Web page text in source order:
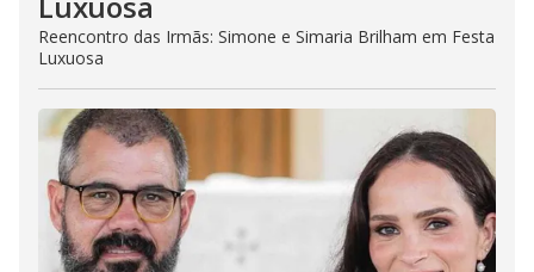
Reencontro das Irmãs: Simone e Simaria Brilham em Festa
Luxuosa